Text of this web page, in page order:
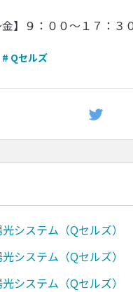
】９：００〜１７：３
# Qセルズ
光システム（Qセルズ）
光システム（Qセルズ）
光システム（Qセルズ）